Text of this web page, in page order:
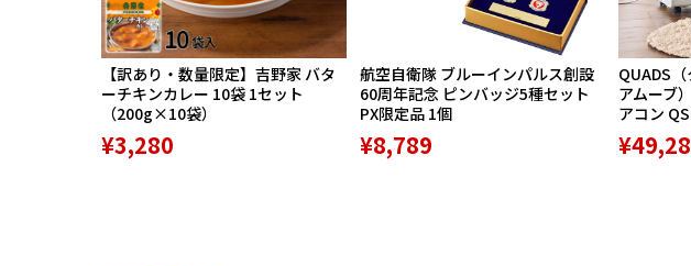
【訳あり・数量限定】吉野家 バタ
ーチキンカレー 10袋 1セット
（200g×10袋）
¥3,280
航空自衛隊 ブルーインパルス創設
60周年記念 ピンバッジ5種セット
PX限定品 1個
¥8,789
QUADS
アムーブ
アコン